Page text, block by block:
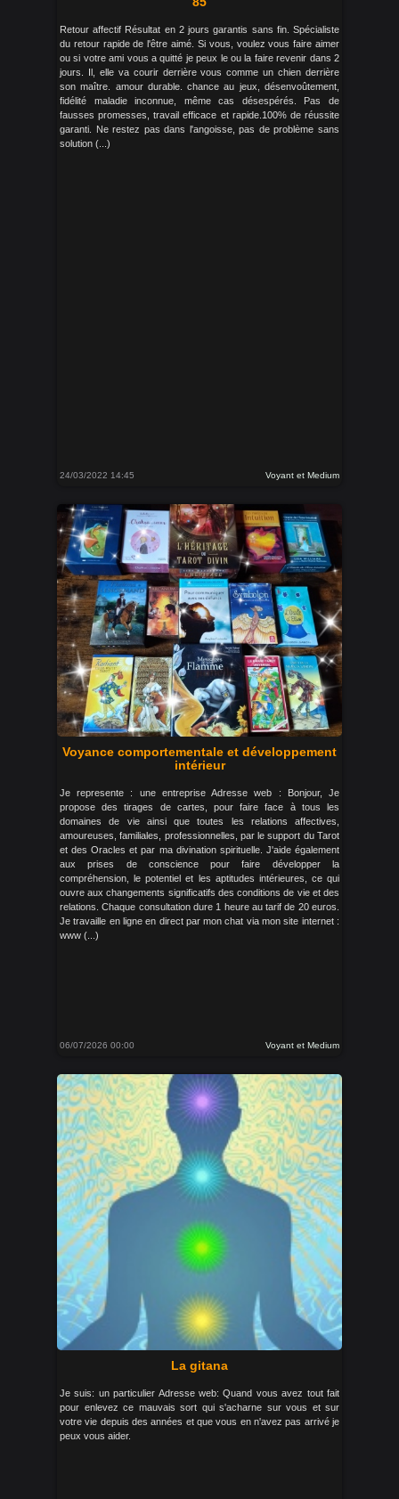
Retour affectif Résultat en 2 jours garantis sans fin. Spécialiste
du retour rapide de l'être aimé. Si vous, voulez vous faire aimer
ou si votre ami vous a quitté je peux le ou la faire revenir dans 2
jours. Il, elle va courir derrière vous comme un chien derrière
son maître. amour durable. chance au jeux, désenvoûtement,
fidélité maladie inconnue, même cas désespérés. Pas de
fausses promesses, travail efficace et rapide.100% de réussite
garanti. Ne restez pas dans l'angoisse, pas de problème sans
solution (...)
24/03/2022 14:45 Voyant et Medium
Voyance comportementale et développement
intérieur
Je represente : une entreprise Adresse web : Bonjour, Je
propose des tirages de cartes, pour faire face à tous les
domaines de vie ainsi que toutes les relations affectives,
amoureuses, familiales, professionnelles, par le support du Tarot
et des Oracles et par ma divination spirituelle. J'aide également
aux prises de conscience pour faire développer la
compréhension, le potentiel et les aptitudes intérieures, ce qui
ouvre aux changements significatifs des conditions de vie et des
relations. Chaque consultation dure 1 heure au tarif de 20 euros.
Je travaille en ligne en direct par mon chat via mon site internet :
www (...)
06/07/2026 00:00 Voyant et Medium
La gitana
Je suis: un particulier Adresse web: Quand vous avez tout fait
pour enlevez ce mauvais sort qui s'acharne sur vous et sur
votre vie depuis des années et que vous en n'avez pas arrivé je
peux vous aider.